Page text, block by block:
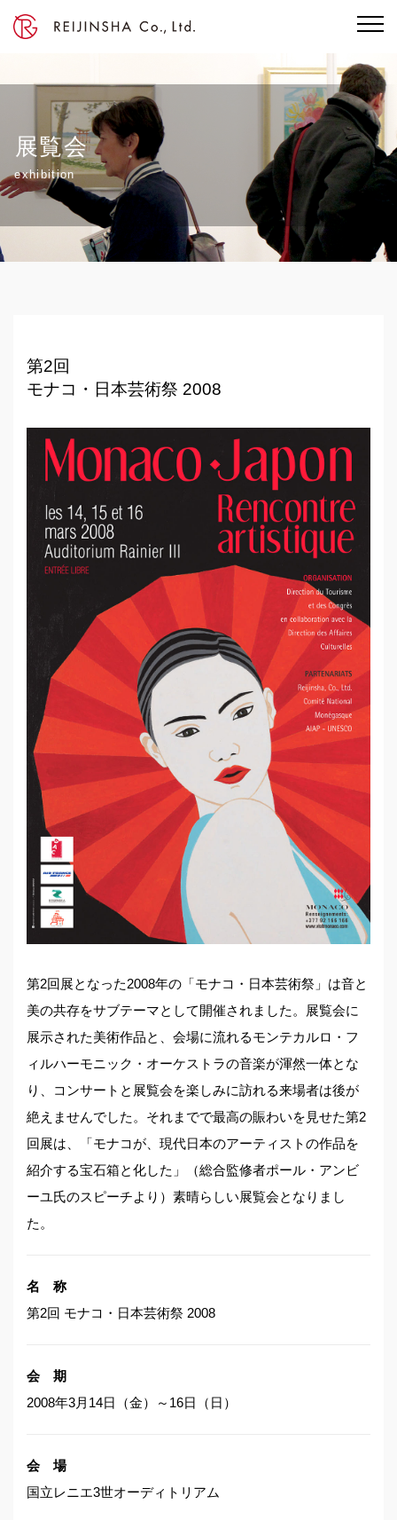
展覧会
exhibition
第2回
モナコ・日本芸術祭 2008
第2回展となった2008年の「モナコ・日本芸術祭」は音と
美の共存をサブテーマとして開催されました。展覧会に
展示された美術作品と、会場に流れるモンテカルロ・フ
ィルハーモニック・オーケストラの音楽が渾然一体とな
り、コンサートと展覧会を楽しみに訪れる来場者は後が
絶えませんでした。それまでで最高の賑わいを見せた第2
回展は、「モナコが、現代日本のアーティストの作品を
紹介する宝石箱と化した」（総合監修者ポール・アンビ
ーユ氏のスピーチより）素晴らしい展覧会となりまし
た。
名 称
第2回 モナコ・日本芸術祭 2008
会 期
2008年3月14日（金）～16日（日）
会 場
国立レニエ3世オーディトリアム